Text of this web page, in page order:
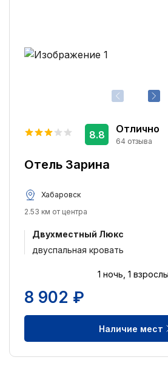
Отель Зарина
Отлично
64 отзыва
8.8
Хабаровск
2.53 км от центра
Двухместный Люкс
двуспальная кровать
1 ночь, 1
8 902 ₽
Наличие мест